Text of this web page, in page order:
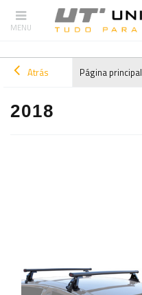
Atrás Página principal
2018